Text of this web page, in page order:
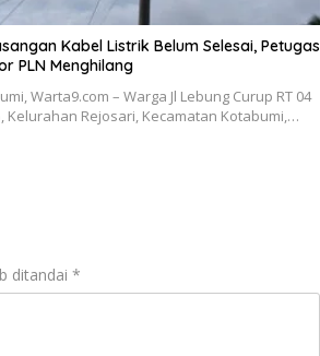
Kabel Listrik Belum Selesai, Petugas
PLN Menghilang
Warta9.com – Warga Jl Lebung Curup RT 04
Kelurahan Rejosari, Kecamatan Kotabumi,…
ditandai *